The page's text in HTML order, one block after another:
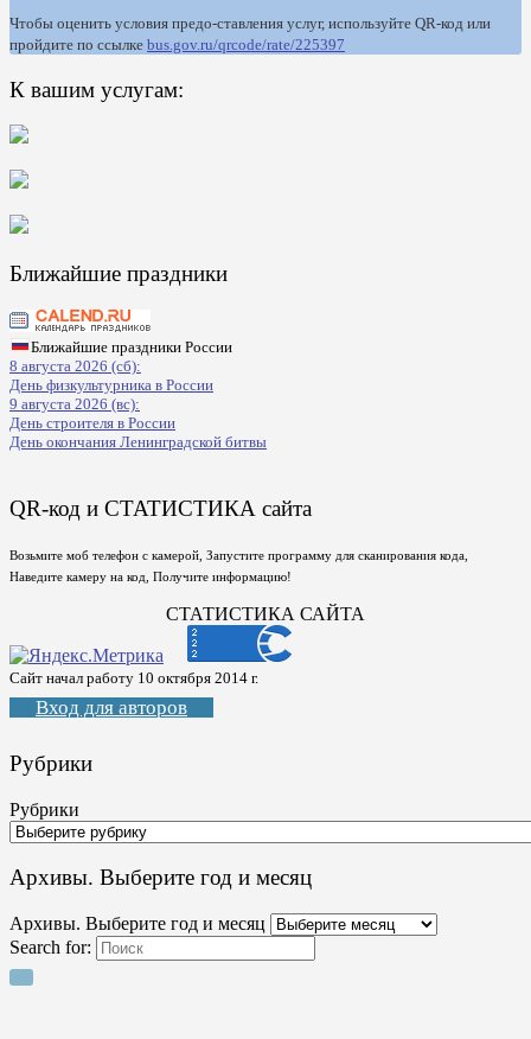
Чтобы оценить условия предо-ставления услуг, используйте QR-код или
пройдите по ссылке bus.gov.ru/qrcode/rate/225397
К вашим услугам:
Ближайшие праздники
Ближайшие праздники России
8 августа 2026 (сб):
День физкультурника в России
9 августа 2026 (вс):
День строителя в России
День окончания Ленинградской битвы
QR-код и СТАТИСТИКА сайта
Возьмите моб телефон с камерой, Запустите программу для сканирования кода,
Наведите камеру на код, Получите информацию!
СТАТИСТИКА САЙТА
Сайт начал работу 10 октября 2014 г.
Вход для авторов
Рубрики
Рубрики
Архивы. Выберите год и месяц
Архивы. Выберите год и месяц
Search for: